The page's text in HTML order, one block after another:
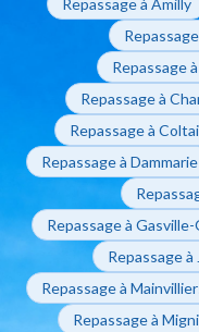
Repassage
Repassage à
Repassage à
Repassage à Dammarie
Repassage à
Repassage à
Repassage à
Repassage à